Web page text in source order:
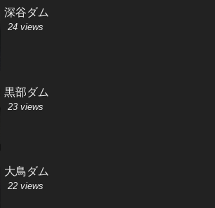
深谷ダム
24 views
黒部ダム
23 views
大鳥ダム
22 views